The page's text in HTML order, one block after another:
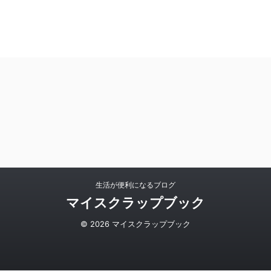
生活が便利になるブログ
マイスクラップブック
© 2026 マイスクラップブック